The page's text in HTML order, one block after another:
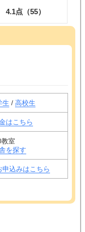
浪
生/高校生
はこちら
室